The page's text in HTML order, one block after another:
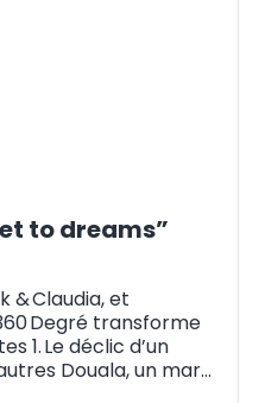
to dreams”
& Claudia, et
Degré transforme
1. Le déclic d’un
Douala, un mardi